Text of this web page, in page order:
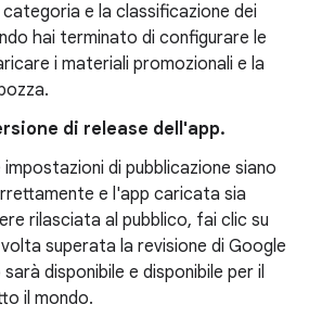
e la classificazione dei
hai terminato di configurare le
i materiali promozionali e la
di release dell'app.
di pubblicazione siano
e l'app caricata sia
rilasciata al pubblico, fai clic su
volta superata la revisione di Google
disponibile e disponibile per il
il mondo.